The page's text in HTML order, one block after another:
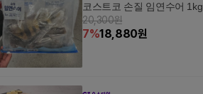
코스트코 손질 임연수어 1kg
20,300원
7%18,880원